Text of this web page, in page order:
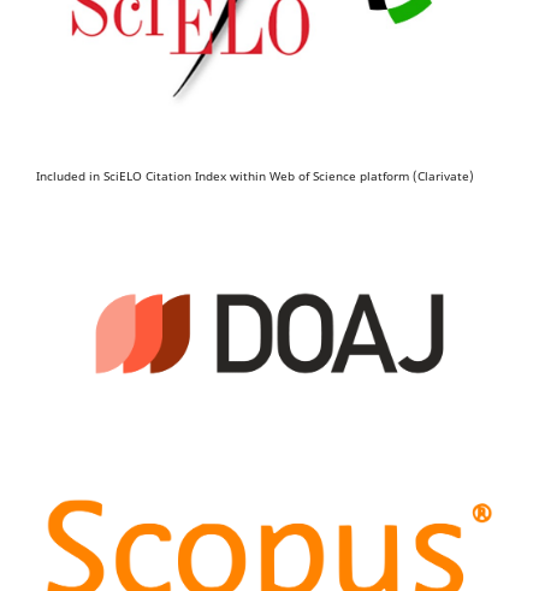
Included in SciELO Citation Index within Web of Science platform (Clarivate)